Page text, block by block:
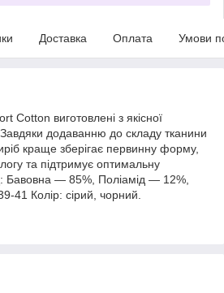
Доставка Оплата Умови
Cotton виготовлені з якісної
додаванню до складу тканини
краще зберігає первинну форму,
та підтримує оптимальну
Бавовна — 85%, Поліамід — 12%,
41 Колір: сірий, чорний.